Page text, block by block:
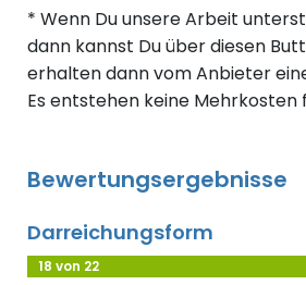
* Wenn Du unsere Arbeit
dann kannst Du über diesen
erhalten dann vom Anbieter
Es entstehen keine Mehrkosten
Bewertungsergebnisse
Darreichungsform
18 von 22